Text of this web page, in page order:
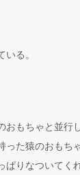
る。
おもちゃと並行
った猿のおもち
ぱりなついてく